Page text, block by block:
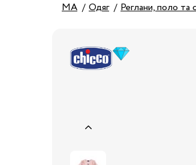
Штани та
Жакети та
Купальники
MA Одяг Реглани, поло та